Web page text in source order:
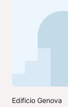
Edificio Genova